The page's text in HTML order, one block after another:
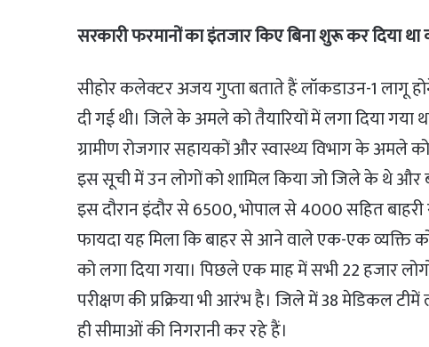
सरकारी फरमानों का इंतजार किए बिना शुरू कर दिया था
सीहोर कलेक्टर अजय गुप्ता बताते हैं लॉकडाउन-1 लागू
दी गई थी। जिले के अमले को तैयारियों में लगा दिया गया
ग्रामीण रोजगार सहायकों और स्वास्थ्य विभाग के अमले
इस सूची में उन लोगों को शामिल किया जो जिले के थे और
इस दौरान इंदौर से 6500, भोपाल से 4000 सहित
फायदा यह मिला कि बाहर से आने वाले एक-एक व्यक्ति
को लगा दिया गया। पिछले एक माह में सभी 22 हजार
परीक्षण की प्रक्रिया भी आरंभ है। जिले में 38 मेडिकल
ही सीमाओं की निगरानी कर रहे हैं।